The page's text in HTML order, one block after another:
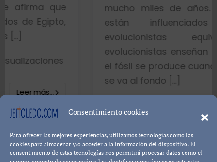
Consentimiento cookies
Para ofrecer las mejores experiencias, utilizamos tecnologías como las
cookies para almacenar y/o acceder a la información del dispositivo. El
consentimiento de estas tecnologías nos permitirá procesar datos como el
mucho miles de años. Esto es
están influenciados por
evolucionistas equivocadas.
evolucionistas enseñan con gráficos
el fósil se produce cuando el pez
se va al fondo […]
Pablo Blanco Leer